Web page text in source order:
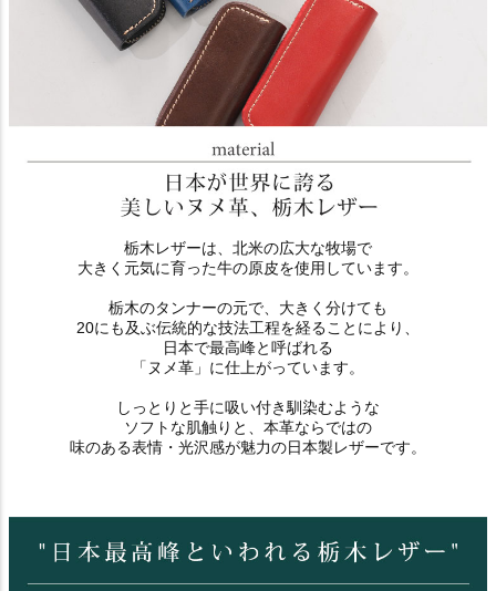
栃木レザーは、北米の広大な牧場で
大きく元気に育った牛の原皮を使用しています。
栃木のタンナーの元で、大きく分けても
20にも及ぶ伝統的な技法工程を経ることにより、
日本で最高峰と呼ばれる
「ヌメ革」に仕上がっています。
しっとりと手に吸い付き馴染むような
ソフトな肌触りと、本革ならではの
味のある表情・光沢感が魅力の日本製レザーです。